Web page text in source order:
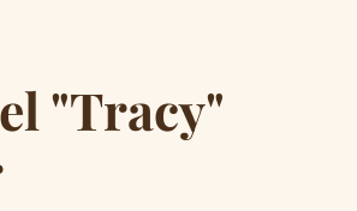
"Tracy"